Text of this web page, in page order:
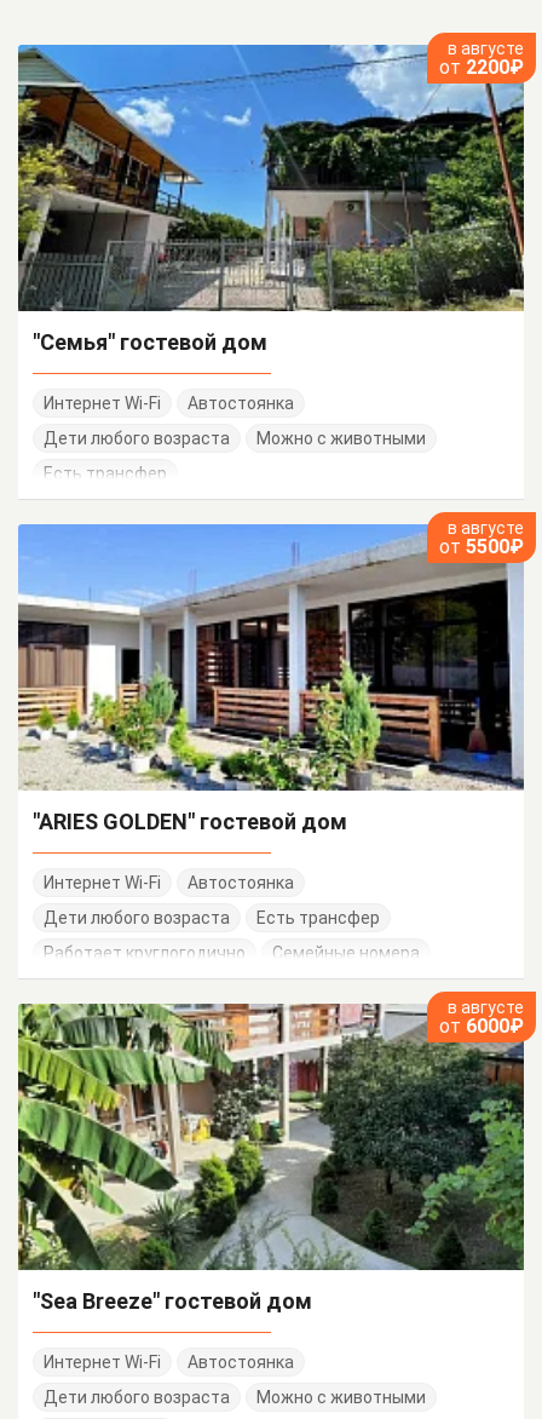
в августе
от 2200₽
"Семья" гостевой дом
Интернет Wi-Fi
Автостоянка
Дети любого возраста
Можно с животными
Есть трансфер
в августе
от 5500₽
"ARIES GOLDEN" гостевой дом
Интернет Wi-Fi
Автостоянка
Дети любого возраста
Есть трансфер
Работает круглогодично
Семейные номера
в августе
от 6000₽
"Sea Breeze" гостевой дом
Интернет Wi-Fi
Автостоянка
Дети любого возраста
Можно с животными